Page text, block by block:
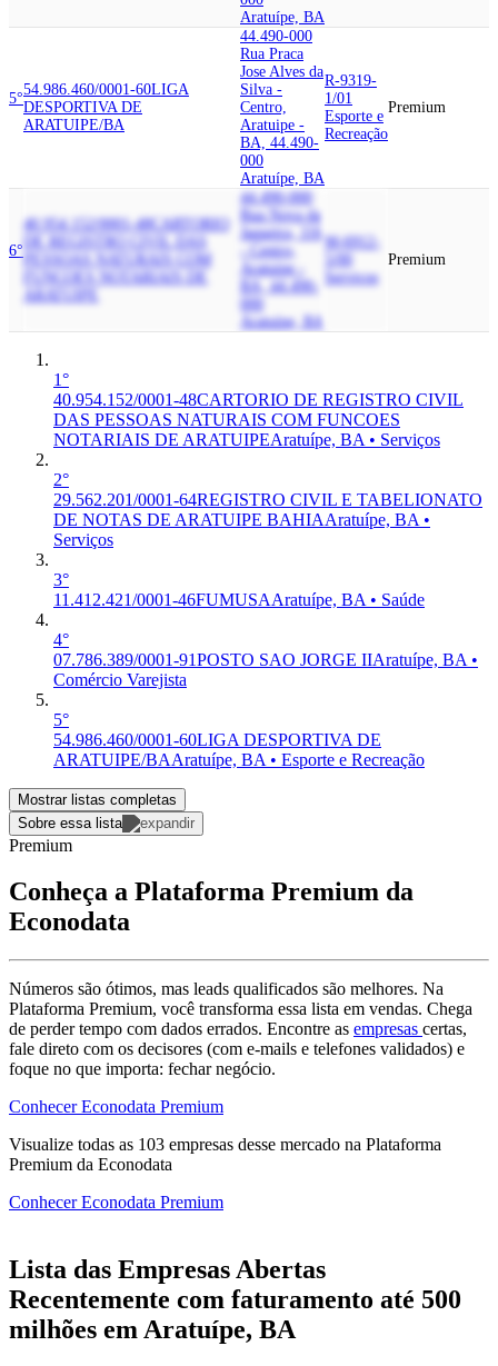
Aratuípe, BA
5°
54.986.460/0001-60LIGA
DESPORTIVA DE
ARATUIPE/BA
44.490-000
Rua Praca
Jose Alves da
Silva -
Centro,
Aratuipe -
BA, 44.490-
000
Aratuípe, BA
R-9319-
1/01
Esporte e
Recreação
Premium
6°
40.954.152/0001-48CARTORIO
DE REGISTRO CIVIL DAS
PESSOAS NATURAIS COM
FUNCOES NOTARIAIS DE
ARATUIPE
44.490-000
Rua Nova da
Jaqueira, 116
- Centro,
Aratuipe -
BA, 44.490-
000
Aratuípe, BA
M-6912-
5/00
Serviços
Premium
1°
40.954.152/0001-48CARTORIO DE REGISTRO CIVIL
DAS PESSOAS NATURAIS COM FUNCOES
NOTARIAIS DE ARATUIPEAratuípe, BA • Serviços
2°
29.562.201/0001-64REGISTRO CIVIL E TABELIONATO
DE NOTAS DE ARATUIPE BAHIAAratuípe, BA •
Serviços
3°
11.412.421/0001-46FUMUSAAratuípe, BA • Saúde
4°
07.786.389/0001-91POSTO SAO JORGE IIAratuípe, BA •
Comércio Varejista
5°
54.986.460/0001-60LIGA DESPORTIVA DE
ARATUIPE/BAAratuípe, BA • Esporte e Recreação
Mostrar listas completas
Sobre essa lista
Premium
Conheça a Plataforma Premium da
Econodata
Números são ótimos, mas leads qualificados são melhores. Na
Plataforma Premium, você transforma essa lista em vendas. Chega
de perder tempo com dados errados. Encontre as empresas certas,
fale direto com os decisores (com e-mails e telefones validados) e
foque no que importa: fechar negócio.
Conhecer Econodata Premium
Visualize todas as 103 empresas desse mercado na Plataforma
Premium da Econodata
Conhecer Econodata Premium
Lista das Empresas Abertas
Recentemente com faturamento até 500
milhões em Aratuípe, BA